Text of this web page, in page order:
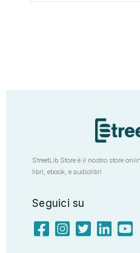
StreetLib Store è il nostro store
libri, ebook, e audiolibri
Seguici su